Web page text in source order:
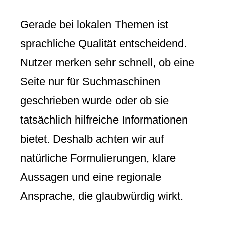
Gerade bei lokalen Themen ist
sprachliche Qualität entscheidend.
Nutzer merken sehr schnell, ob eine
Seite nur für Suchmaschinen
geschrieben wurde oder ob sie
tatsächlich hilfreiche Informationen
bietet. Deshalb achten wir auf
natürliche Formulierungen, klare
Aussagen und eine regionale
Ansprache, die glaubwürdig wirkt.